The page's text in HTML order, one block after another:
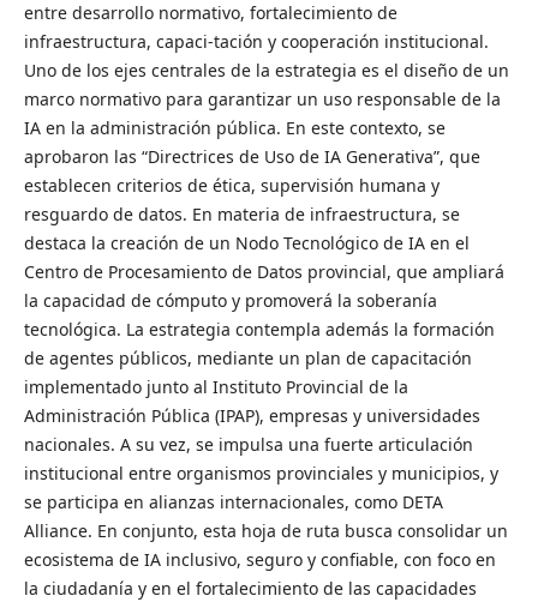
entre desarrollo normativo, fortalecimiento de
infraestructura, capaci-tación y cooperación institucional.
Uno de los ejes centrales de la estrategia es el diseño de un
marco normativo para garantizar un uso responsable de la
IA en la administración pública. En este contexto, se
aprobaron las “Directrices de Uso de IA Generativa”, que
establecen criterios de ética, supervisión humana y
resguardo de datos. En materia de infraestructura, se
destaca la creación de un Nodo Tecnológico de IA en el
Centro de Procesamiento de Datos provincial, que ampliará
la capacidad de cómputo y promoverá la soberanía
tecnológica. La estrategia contempla además la formación
de agentes públicos, mediante un plan de capacitación
implementado junto al Instituto Provincial de la
Administración Pública (IPAP), empresas y universidades
nacionales. A su vez, se impulsa una fuerte articulación
institucional entre organismos provinciales y municipios, y
se participa en alianzas internacionales, como DETA
Alliance. En conjunto, esta hoja de ruta busca consolidar un
ecosistema de IA inclusivo, seguro y confiable, con foco en
la ciudadanía y en el fortalecimiento de las capacidades